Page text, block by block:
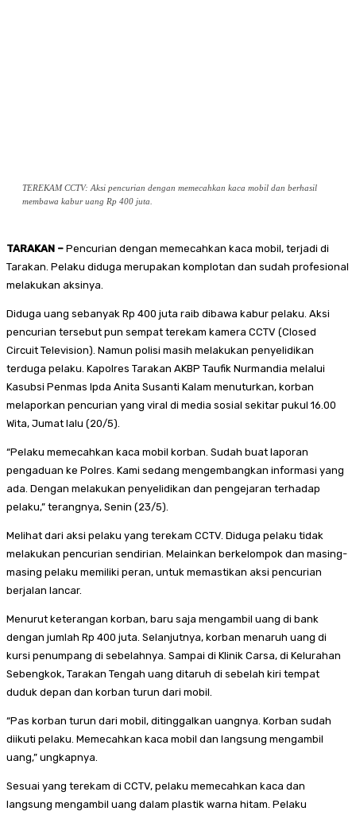
TEREKAM CCTV: Aksi pencurian dengan memecahkan kaca mobil dan berhasil
membawa kabur uang Rp 400 juta.
TARAKAN – Pencurian dengan memecahkan kaca mobil, terjadi di
Tarakan. Pelaku diduga merupakan komplotan dan sudah profesional
melakukan aksinya.
Diduga uang sebanyak Rp 400 juta raib dibawa kabur pelaku. Aksi
pencurian tersebut pun sempat terekam kamera CCTV (Closed
Circuit Television). Namun polisi masih melakukan penyelidikan
terduga pelaku. Kapolres Tarakan AKBP Taufik Nurmandia melalui
Kasubsi Penmas Ipda Anita Susanti Kalam menuturkan, korban
melaporkan pencurian yang viral di media sosial sekitar pukul 16.00
Wita, Jumat lalu (20/5).
“Pelaku memecahkan kaca mobil korban. Sudah buat laporan
pengaduan ke Polres. Kami sedang mengembangkan informasi yang
ada. Dengan melakukan penyelidikan dan pengejaran terhadap
pelaku,” terangnya, Senin (23/5).
Melihat dari aksi pelaku yang terekam CCTV. Diduga pelaku tidak
melakukan pencurian sendirian. Melainkan berkelompok dan masing-
masing pelaku memiliki peran, untuk memastikan aksi pencurian
berjalan lancar.
Menurut keterangan korban, baru saja mengambil uang di bank
dengan jumlah Rp 400 juta. Selanjutnya, korban menaruh uang di
kursi penumpang di sebelahnya. Sampai di Klinik Carsa, di Kelurahan
Sebengkok, Tarakan Tengah uang ditaruh di sebelah kiri tempat
duduk depan dan korban turun dari mobil.
“Pas korban turun dari mobil, ditinggalkan uangnya. Korban sudah
diikuti pelaku. Memecahkan kaca mobil dan langsung mengambil
uang,” ungkapnya.
Sesuai yang terekam di CCTV, pelaku memecahkan kaca dan
langsung mengambil uang dalam plastik warna hitam. Pelaku